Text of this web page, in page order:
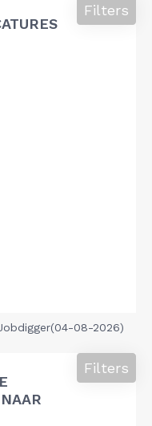
Filters
08-2026)
Filters